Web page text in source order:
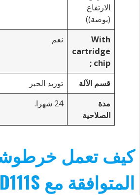
الارتفاع
(بوصة))
With
cartridge
chip
;
نعم
قسم الآلة
توريد الحبر
مدة
الصلاحية
24 شهرا.
كيف تعمل
المتوافقة مع MLT-D111S?